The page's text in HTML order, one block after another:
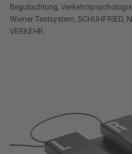
Begutachtung,
Wiener Testsystem, SCHUHFRIED,
VERKEHR.